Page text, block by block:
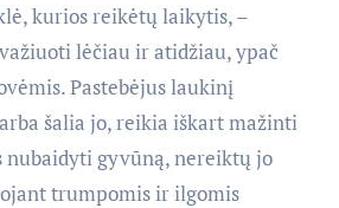
kurios reikėtų laikytis, –
lėčiau ir atidžiau, ypač
Pastebėjus laukinį
šalia jo, reikia iškart mažinti
nubaidyti gyvūną, nereiktų jo
trumpomis ir ilgomis